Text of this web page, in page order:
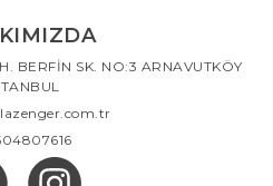
BERFİN SK. NO:3 ARNAVUTKÖY